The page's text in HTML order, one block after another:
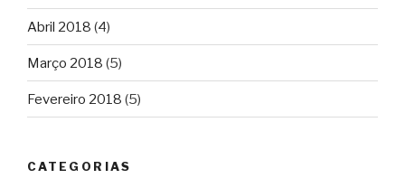
Abril 2018 (4)
Março 2018 (5)
Fevereiro 2018 (5)
CATEGORIAS